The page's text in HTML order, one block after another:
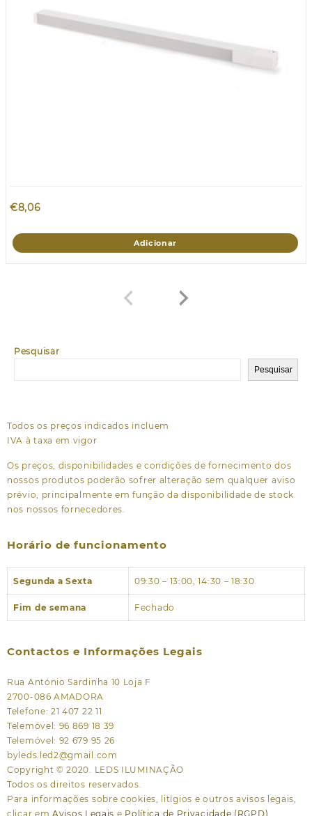
Pesquisar
Pesquisar
€8,06
Adicionar
Todos os preços indicados incluem
IVA à taxa em vigor
Os preços, disponibilidades e condições de fornecimento dos
nossos produtos poderão sofrer alteração sem qualquer aviso
prévio, principalmente em função da disponibilidade de stock
nos nossos fornecedores.
Horário de funcionamento
Segunda a Sexta 09:30 – 13:00, 14:30 – 18:30
Fim de semana Fechado
Contactos e Informações Legais
Rua António Sardinha 10 Loja F
2700-086 AMADORA
Telefone: 21 407 22 11
Telemóvel: 96 869 18 39
Telemóvel: 92 679 95 26
byleds.led2@gmail.com
Copyright © 2020. LEDS ILUMINAÇÃO
Todos os direitos reservados.
Para informações sobre cookies, litígios e outros avisos legais,
clicar em Avisos Legais e Política de Privacidade (RGPD)